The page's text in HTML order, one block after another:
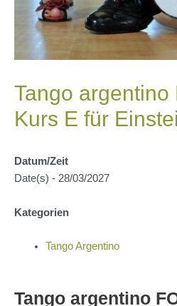
Tango argentino
Kurs E für
Datum/Zeit
Date(s) - 28/03/2027
Kategorien
Tango Argentino
Tango argentino